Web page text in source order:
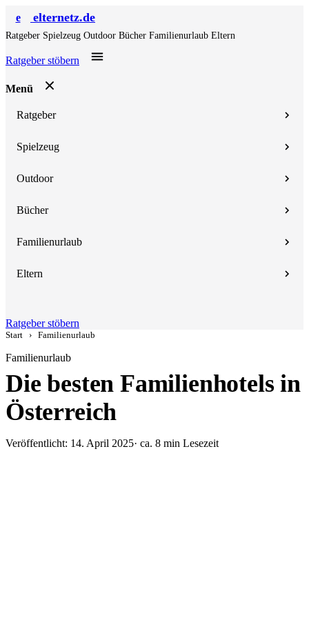
e elternetz.de
Ratgeber Spielzeug Outdoor Bücher Familienurlaub Eltern
Ratgeber stöbern
Menü
Ratgeber
Spielzeug
Outdoor
Bücher
Familienurlaub
Eltern
Ratgeber stöbern
Start › Familienurlaub
Familienurlaub
Die besten Familienhotels in
Österreich
Veröffentlicht: 14. April 2025· ca. 8 min Lesezeit